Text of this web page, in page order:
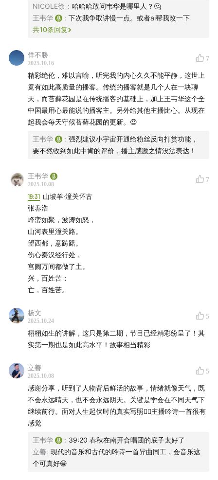
技术支持：小黑
出场人物
吕斯(James Reese)
1962~1967年任德州仪器助理副总裁。他不仅是Morris的
校友和同事, 也是Morris的好战友和好上司。他关键时刻
充满胆识，敢于逆势招人，把Morris团队的成果充分放
大。他总能看到别人忽略的一面，提示Morris读博的风
道森(Cecil Dotson, 1923~2010)
德州达拉斯人，1962~1967年任德州仪器集团副总裁和半
导体集团总经理，吕斯的上司，Morris上司的上司。他给
了Morris人生第一笔分红，让Morris感动不已。
彪希(Fred Bucy, 1928~2021)
NICOLE徐_ : 哈哈哈敢问韦华是哪里人？🤔
王韦华
: 下次我争取讲慢一点。或者ai帮我改一下
共10条回复
佯不勝
2025.10.16
7
精彩绝伦，难以言喻，听完我的内心久久不能平静，这世上
竟有如此高质量的播客。传统的播客就是几个人在一块聊
天，而苔藓花园是在传统播客的基础上，加上王韦华这个全
中国最用心最能说的播客主。另外给其他主播比心。从现在
起我会每天守候苔藓花园的更新。😍
王韦华 : 强烈建议小宇宙开通给粉丝反向打赏功能，
要不然收到如此中肯的评价，播主感激之情没法表达！
王韦华
2025.10.08
7
19:31 山坡羊·潼关怀古
张养浩
峰峦如聚，波涛如怒，
山河表里潼关路。
望西都，意踌躇。
伤心秦汉经行处，
宫阙万间都做了土。
兴，百姓苦；
亡，百姓苦。
杨文
2025.10.24
5
栩栩如生的讲解，这只是第二期，节目已经精彩纷呈了！其
实第一期也是如此高水平！故事相当精彩
立善
2025.10.08
5
感谢分享，听到了人物背后鲜活的故事，情绪就像天气，既
不会永远晴天，也不会永远阴天。关键是学会在不同天气下
继续前行。面对人生起伏时的真实写照👍🏻主播吟诗一首很有
感觉
王韦华 : 39:20 春秋在南开合唱团的底子太好了
立善: 现代的音乐和古代的吟诗一首异曲同工，会音乐这
个可真好😁